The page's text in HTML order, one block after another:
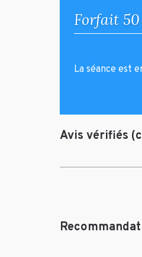
Forfait 50
La séance est
Avis vérifiés